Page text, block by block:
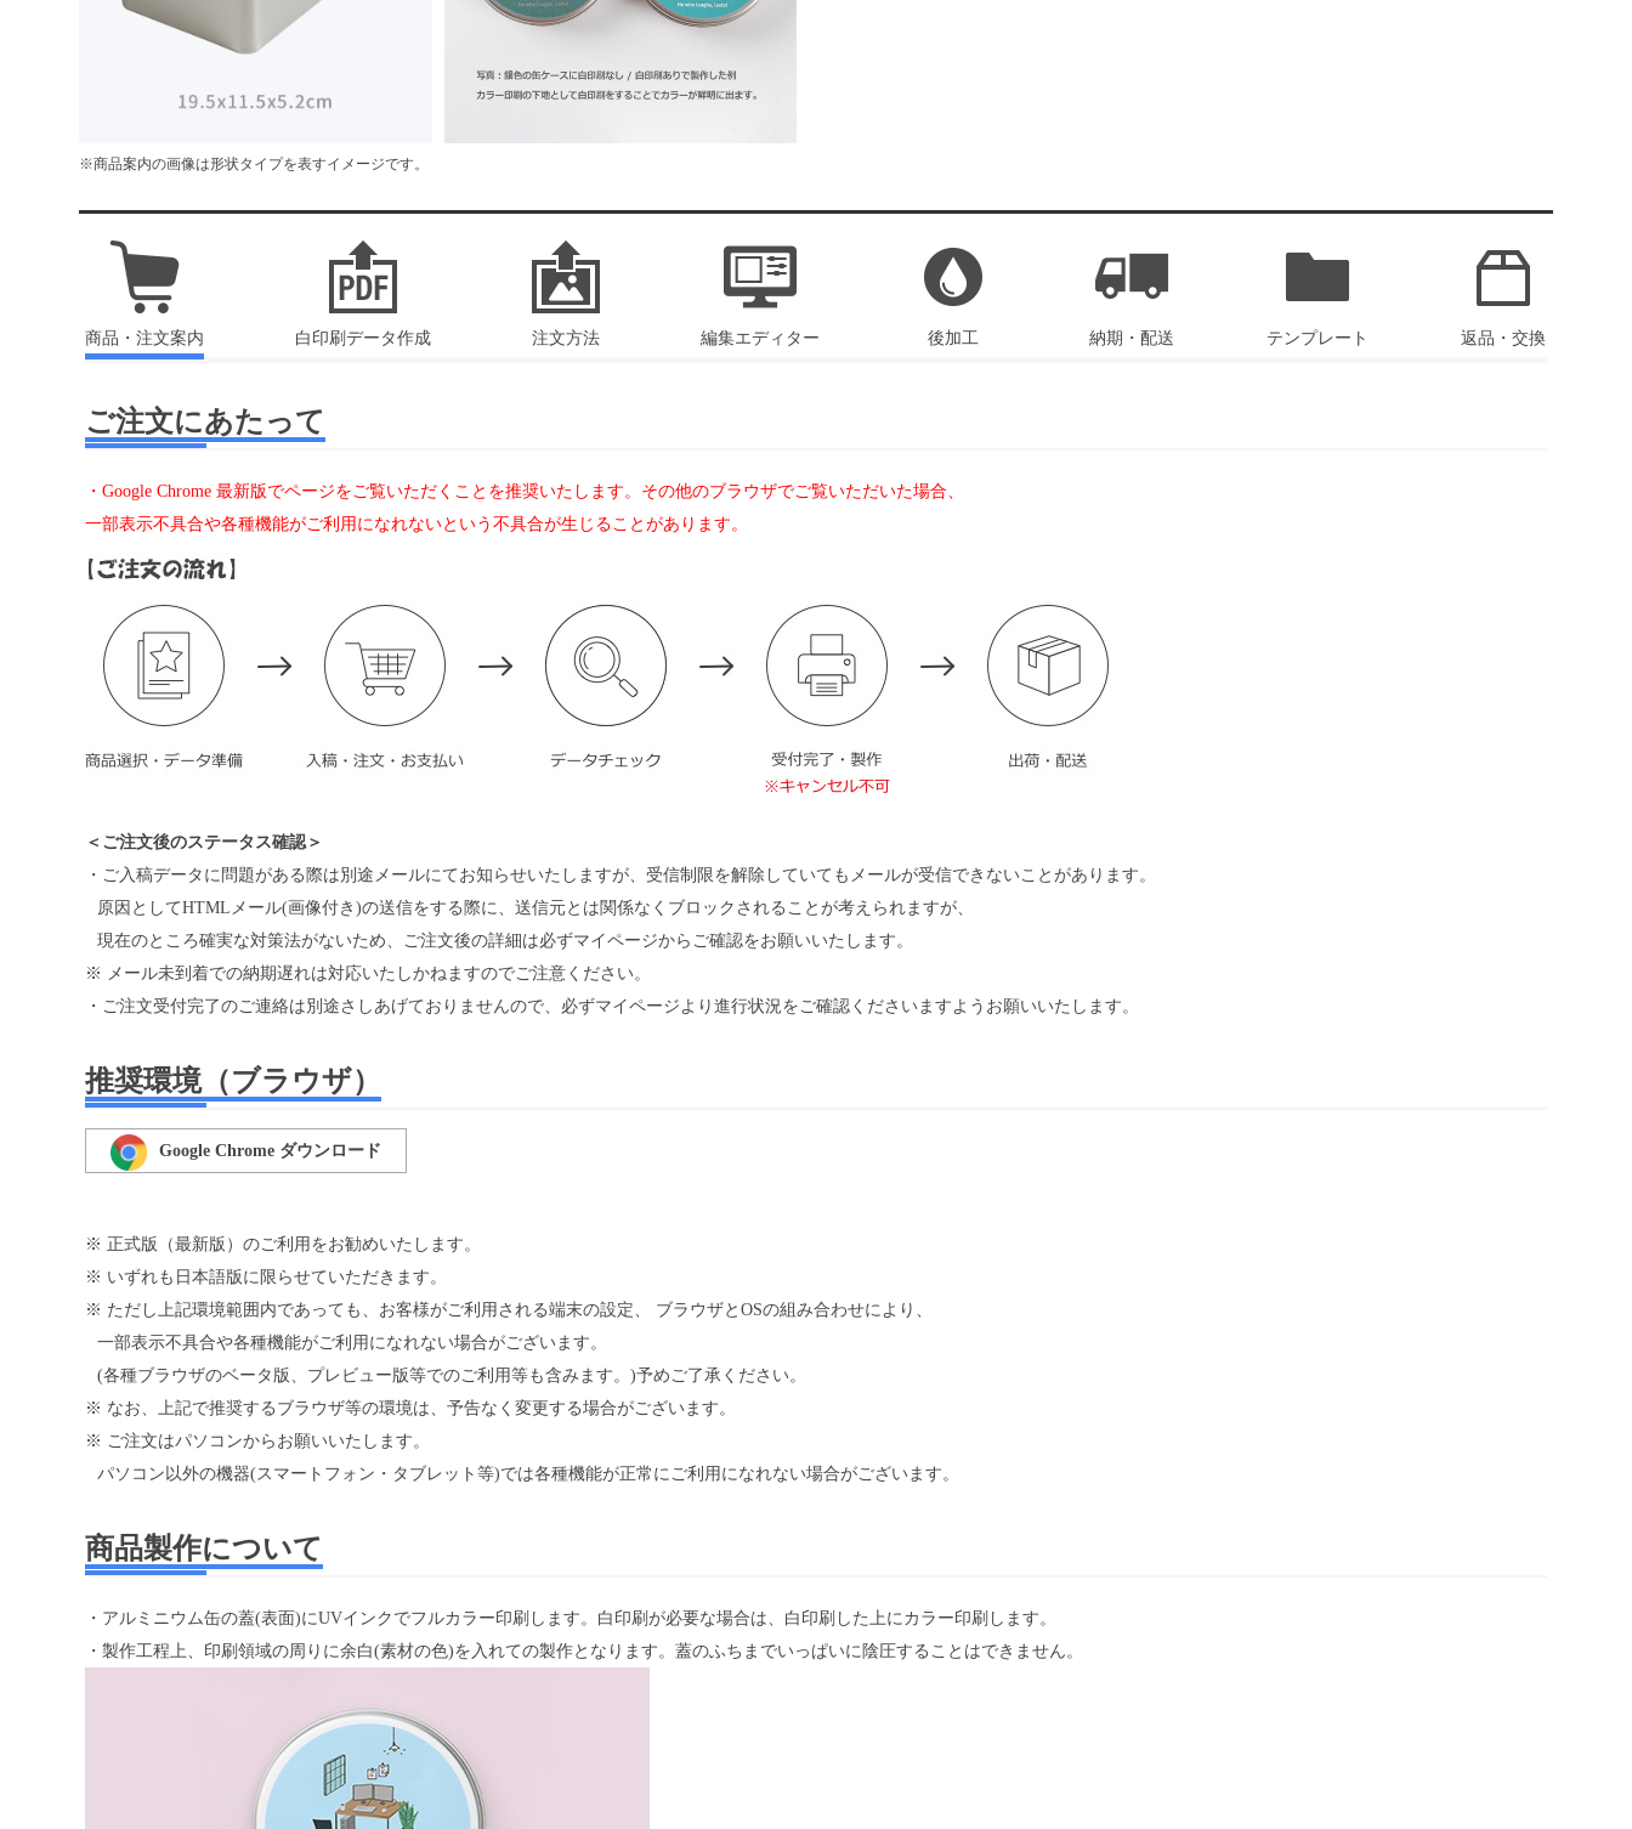
※商品案内の画像は形状タイプを表すイメージです。
商品・注文案内 白印刷データ作成 注文方法 編集エディター 後加工 納期・配送 テンプレート 返品・交換
ご注文にあたって
・Google Chrome 最新版でページをご覧いただくことを推奨いたします。その他のブラウザでご覧いただいた場合、
一部表示不具合や各種機能がご利用になれないという不具合が生じることがあります。
＜ご注文後のステータス確認＞
・ご入稿データに問題がある際は別途メールにてお知らせいたしますが、受信制限を解除していてもメールが受信できないことがあります。
原因としてHTMLメール(画像付き)の送信をする際に、送信元とは関係なくブロックされることが考えられますが、
現在のところ確実な対策法がないため、ご注文後の詳細は必ずマイページからご確認をお願いいたします。
※ メール未到着での納期遅れは対応いたしかねますのでご注意ください。
・ご注文受付完了のご連絡は別途さしあげておりませんので、必ずマイページより進行状況をご確認くださいますようお願いいたします。
推奨環境（ブラウザ）
Google Chrome ダウンロード
※ 正式版（最新版）のご利用をお勧めいたします。
※ いずれも日本語版に限らせていただきます。
※ ただし上記環境範囲内であっても、お客様がご利用される端末の設定、 ブラウザとOSの組み合わせにより、
一部表示不具合や各種機能がご利用になれない場合がございます。
(各種ブラウザのベータ版、プレビュー版等でのご利用等も含みます。)予めご了承ください。
※ なお、上記で推奨するブラウザ等の環境は、予告なく変更する場合がございます。
※ ご注文はパソコンからお願いいたします。
パソコン以外の機器(スマートフォン・タブレット等)では各種機能が正常にご利用になれない場合がございます。
商品製作について
・アルミニウム缶の蓋(表面)にUVインクでフルカラー印刷します。白印刷が必要な場合は、白印刷した上にカラー印刷します。
・製作工程上、印刷領域の周りに余白(素材の色)を入れての製作となります。蓋のふちまでいっぱいに陰圧することはできません。